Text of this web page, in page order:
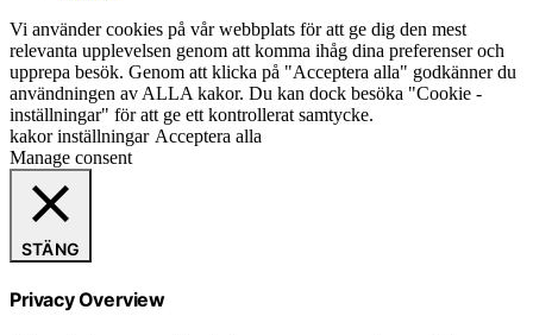
Vi använder cookies på vår webbplats för att ge dig den mest
relevanta upplevelsen genom att komma ihåg dina preferenser och
upprepa besök. Genom att klicka på "Acceptera alla" godkänner du
användningen av ALLA kakor. Du kan dock besöka "Cookie -
inställningar" för att ge ett kontrollerat samtycke.
kakor inställningar Acceptera alla
Manage consent
STÄNG
Privacy Overview